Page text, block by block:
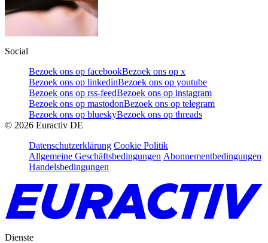
Social
Bezoek ons op facebookBezoek ons op x
Bezoek ons op linkedinBezoek ons op youtube
Bezoek ons op rss-feedBezoek ons op instagram
Bezoek ons op mastodonBezoek ons op telegram
Bezoek ons op blueskyBezoek ons op threads
© 2026 Euractiv DE
Datenschutzerklärung Cookie Politik
Allgemeine Geschäftsbedingungen Abonnementbedingungen
Handelsbedingungen
Dienste